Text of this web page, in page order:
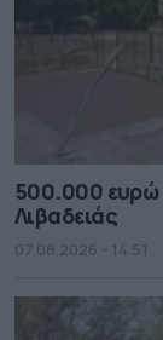
500.000 ευρώ
Λιβαδειάς
07.08.2026 - 14.51